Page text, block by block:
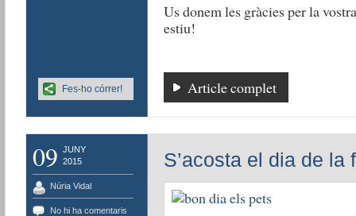
Us donem les gràcies per la
estiu!
Article complet
Fes-ho córrer!
09 JUNY
2015
Núria Vidal
No hi ha comentaris
S’acosta el dia de la